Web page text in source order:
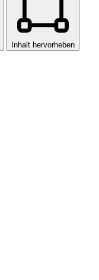
Inhalt hervorheben